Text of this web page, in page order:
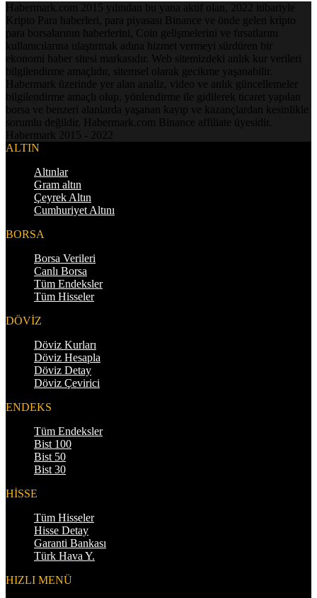
Habermark.com 2015 yılından bu yana aktif olan, 2022 itibariyle
Kripto Para haberleri, para piyasası Binance ve önde gelen kripto
para borsalarının haberlerini, Coin gelişmelerini ve fırsatlarını
kullanıcılarına ulaştırmak adına hizmet vermeyi sürdüren bir
ekonomi haber sitesi markasıdır. Web sitemizdeki anlık kur verileri
bilgilendirme amaçlıdır, sitemsel olarak gecikme yaşanabilir.
Habermark üzerinde yer alan analiz, video ve anlık güncellemeler
bilgilendirme amaçlı olup, yönlendirme ile gidilerek ticaret yapılan
borsa ve benzeri alanlarda yaşanan kayıp ve kazançlardan kesinlikle
sorumlu değildir. Habermark.com Binance affiliate üyesidir.
Habermark 2015 - 2022
ALTIN
Altınlar
Gram altın
Çeyrek Altın
Cumhuriyet Altını
BORSA
Borsa Verileri
Canlı Borsa
Tüm Endeksler
Tüm Hisseler
DÖVİZ
Döviz Kurları
Döviz Hesapla
Döviz Detay
Döviz Çevirici
ENDEKS
Tüm Endeksler
Bist 100
Bist 50
Bist 30
HİSSE
Tüm Hisseler
Hisse Detay
Garanti Bankası
Türk Hava Y.
HIZLI MENÜ